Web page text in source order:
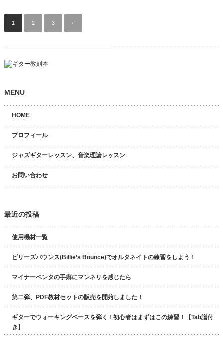
1 2 3 »
MENU
HOME
プロフィール
ジャズギターレッスン、音楽理論レッスン
お問い合わせ
最近の投稿
使用機材一覧
ビリーズバウンス(Billie’s Bounce)でオルタネイトの練習をしよう！
マイナーペンタの手癖にマンネリを感じたら
第二弾、PDF教材セットの販売を開始しました！
ギターでウォーキングベースを弾く！初心者はまずはこの練習！【Tab譜付
き】